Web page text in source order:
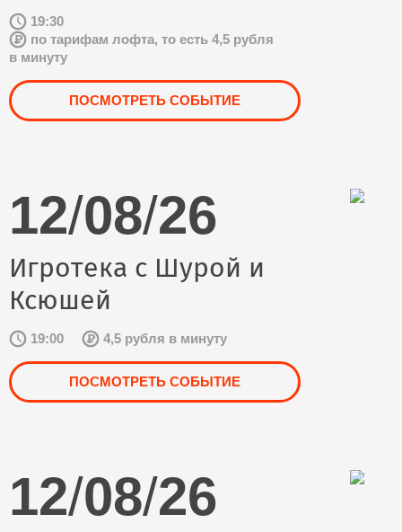
19:30
по тарифам лофта, то есть 4,5 рубля
в минуту
ПОСМОТРЕТЬ СОБЫТИЕ
12/08/26
Игротека с Шурой и
Ксюшей
19:00 4,5 рубля в минуту
ПОСМОТРЕТЬ СОБЫТИЕ
12/08/26